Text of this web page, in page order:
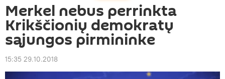
Merkel nebus perrinkta
Krikščionių demokratų
sąjungos pirmininke
15:35 29.10.2018